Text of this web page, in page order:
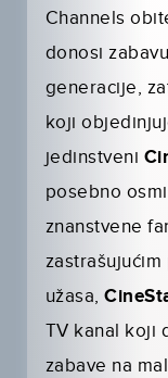
Channels
donosi
generacije,
koji
jedinstveni
posebno
znanstvene
užasa,
TV kanal koji
zabave na